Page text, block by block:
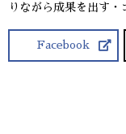
りながら成果を出す・
Facebook